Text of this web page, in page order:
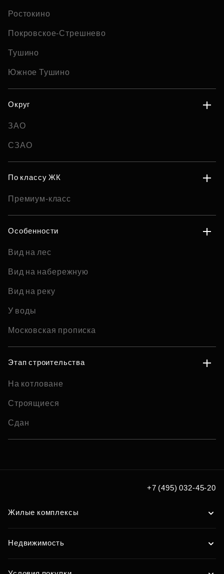
Ростокино
Покровское-Стрешнево
Тушино
Южное Тушино
Округ
ЗАО
СЗАО
По классу ЖК
Премиум-класс
Особенности
Вид на лес
Вид на набережную
Вид на реку
У воды
Московская прописка
Этап строительства
На котловане
Строящиеся
Сдан
+7 (495) 032-45-20
Жилые комплексы
Недвижимость